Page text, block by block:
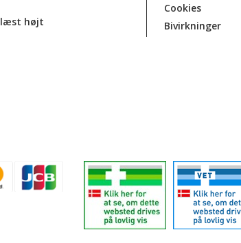
læst højt
Cookies
Bivirkninger